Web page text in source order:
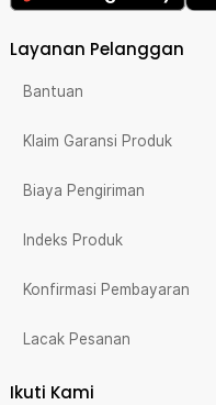
Layanan Pelanggan
Bantuan
Klaim Garansi Produk
Biaya Pengiriman
Indeks Produk
Konfirmasi Pembayaran
Lacak Pesanan
Ikuti Kami